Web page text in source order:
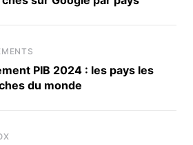
PIB 2024 : les pays les
du monde